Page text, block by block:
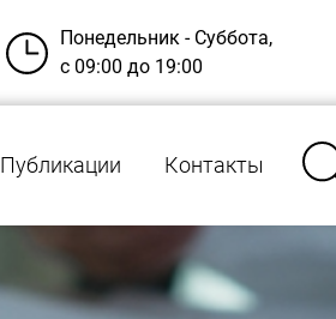
Понедельник - Суббота,
с 09:00 до 19:00
Публикации Контакты